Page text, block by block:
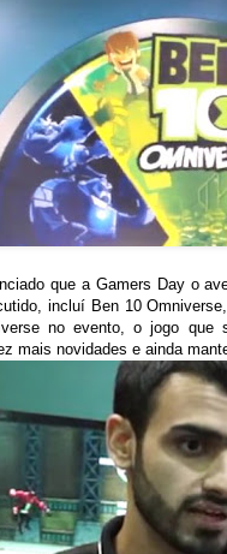
que a Gamers Day o
incluí Ben 10
no evento, o jogo que
mais novidades e ainda